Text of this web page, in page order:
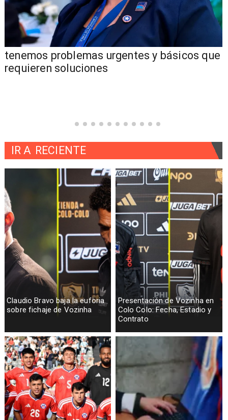
tenemos problemas urgentes y básicos que
requieren soluciones
Claudio Bravo baja la euforia
sobre fichaje de Vozinha
Presentación de Vozinha en
Colo Colo: Fecha, Estadio y
Contrato
IR A RECIENTE